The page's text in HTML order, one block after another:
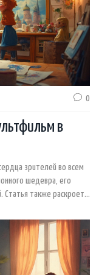
0
в
зрителей во всем
шедевра, его
Статья также раскроет